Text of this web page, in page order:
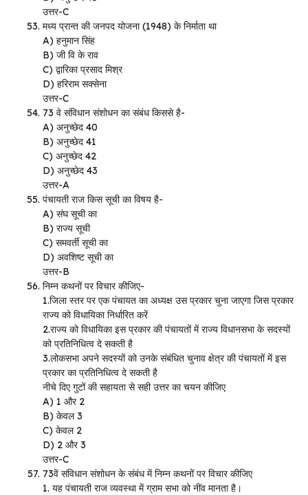
उत्तर-C
मध्य प्रान्त की जनपद योजना (1948) के निर्माता था
A) हनुमान सिंह
B) जी वि के राव
C) द्वारिका प्रसाद मिश्र
D) हरिराम सक्सेना
उत्तर-C
73 वे संविधान संशोधन का संबंध किससे है-
A) अनुच्छेद 40
B) अनुच्छेद 41
C) अनुच्छेद 42
D) अनुच्छेद 43
उत्तर-A
पंचायती राज किस सूची का विषय है-
A) संघ सूची का
B) राज्य सूची
C) समवर्ती सूची का
D) अवशिष्ट सूची का
उत्तर-B
निम्न कथनों पर विचार कीजिए-
1.जिला स्तर पर एक पंचायत का अध्यक्ष उस प्रकार चुना जाएगा जिस प्रकार
राज्य को विधायिका निर्धारित करें
2.राज्य को विधायिका इस प्रकार की पंचायतों में राज्य विधानसभा के सदस्यों
को प्रतिनिधित्व दे सकती है
3.लोकसभा अपने सदस्यों को उनके संबंधित चुनाव क्षेत्र की पंचायतों में इस
प्रकार का प्रतिनिधित्व दे सकती है
नीचे दिए गुटों की सहायता से सही उत्तर का चयन कीजिए
A) 1 और 2
B) केवल 3
C) केवल 2
D) 2 और 3
उत्तर-C
73वें संविधान संशोधन के संबंध में निम्न कथनों पर विचार कीजिए
1. यह पंचायती राज व्यवस्था में ग्राम सभा को नींव मानता है।